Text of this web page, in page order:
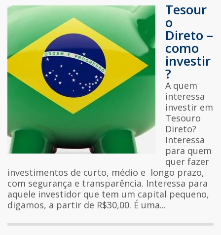
Tesour
o
Direto –
como
investir
?
A quem
interessa
investir em
Tesouro
Direto?
Interessa
para quem
quer fazer
investimentos de curto, médio e longo prazo,
com segurança e transparência. Interessa para
aquele investidor que tem um capital pequeno,
digamos, a partir de R$30,00. É uma...